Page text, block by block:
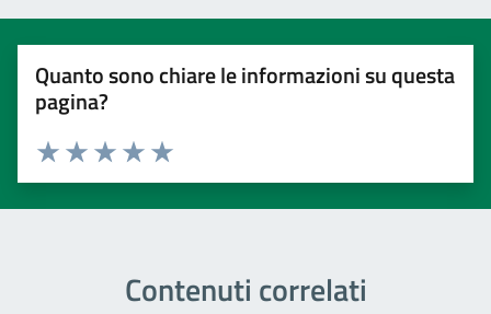
Quanto sono chiare le informazioni su questa
pagina?
Valuta 5 stelle su 5
Valuta 4 stelle su 5
Valuta 3 stelle su 5
Valuta 2 stelle su 5
Valuta 1 stelle su 5
Contenuti correlati